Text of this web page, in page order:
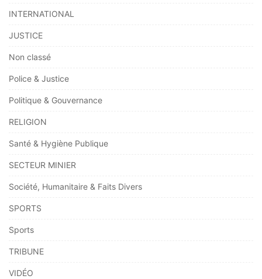
INTERNATIONAL
JUSTICE
Non classé
Police & Justice
Politique & Gouvernance
RELIGION
Santé & Hygiène Publique
SECTEUR MINIER
Société, Humanitaire & Faits Divers
SPORTS
Sports
TRIBUNE
VIDÉO